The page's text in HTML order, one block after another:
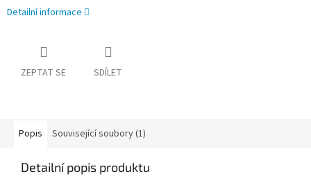
Detailní informace
ZEPTAT SE SDÍLET
Popis Související soubory (1)
Detailní popis produktu